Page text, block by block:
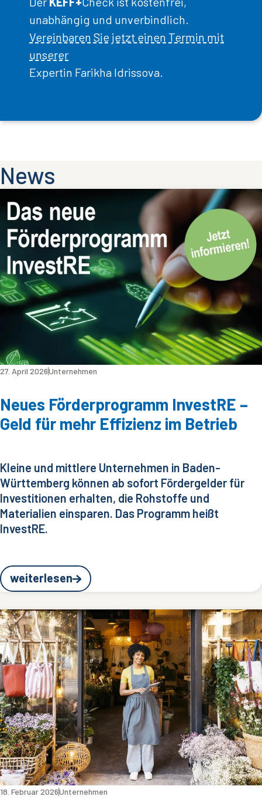
unabhängig und unverbindlich.
Vereinbaren Sie jetzt einen Termin mit
unserer
Expertin Farikha Idrissova.
News
Neues Förderprogramm InvestRE –
Geld für mehr Effizienz im Betrieb
27. April 2026Unternehmen
Kleine und mittlere Unternehmen in Baden-
Württemberg können ab sofort Fördergelder für
Investitionen erhalten, die Rohstoffe und
Materialien einsparen. Das Programm heißt
InvestRE.
weiterlesen
18. Februar 2026Unternehmen